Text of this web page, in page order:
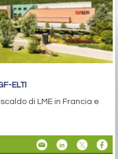
ELTI
di LME in Francia e